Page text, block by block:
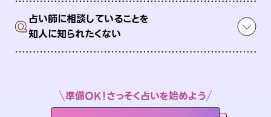
Q占い師に相談していることを
知人に知られたくない
準備OK！さっそく占いを始めよう